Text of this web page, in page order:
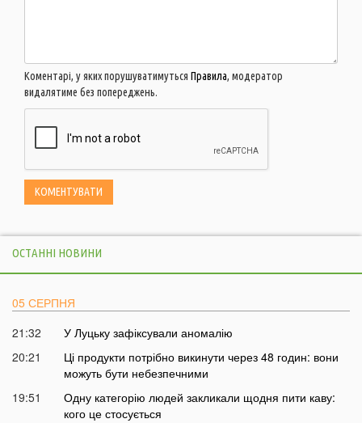
Коментарі, у яких порушуватимуться Правила, модератор
видалятиме без попереджень.
ОСТАННІ НОВИНИ
05 СЕРПНЯ
21:32
У Луцьку зафіксували аномалію
20:21
Ці продукти потрібно викинути через 48 годин: вони
можуть бути небезпечними
19:51
Одну категорію людей закликали щодня пити каву:
кого це стосується